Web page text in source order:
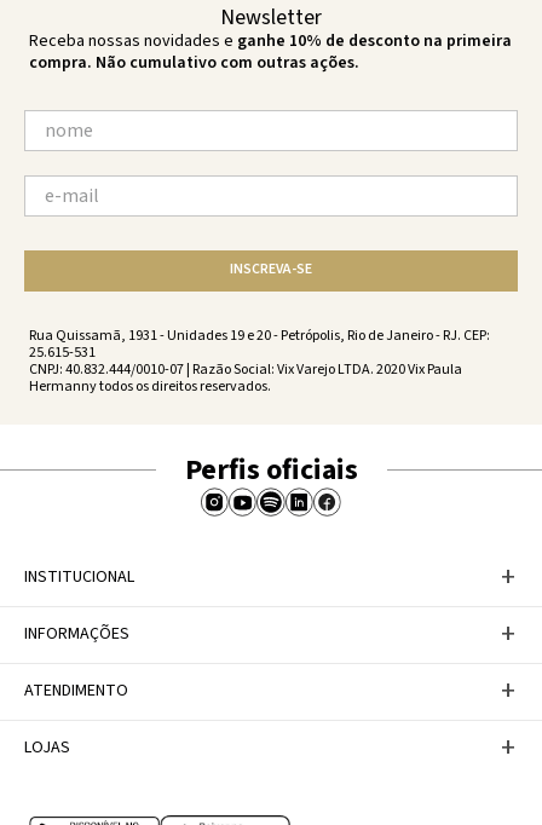
Newsletter
Receba nossas novidades e ganhe 10% de desconto na primeira
compra. Não cumulativo com outras ações.
INSCREVA-SE
Rua Quissamã, 1931 - Unidades 19 e 20 - Petrópolis, Rio de Janeiro - RJ. CEP:
25.615-531
CNPJ: 40.832.444/0010-07 | Razão Social: Vix Varejo LTDA. 2020 Vix Paula
Hermanny todos os direitos reservados.
Perfis oficiais
INSTITUCIONAL +
A Marca
Trabalhe conosco
INFORMAÇÕES +
Política de Privacidade
Tabela de Medidas
ATENDIMENTO +
Personal Shopper
LOJAS +